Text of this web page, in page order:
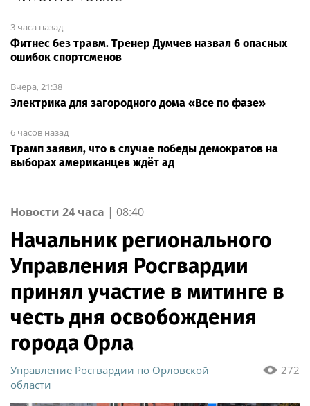
3 часа назад
Фитнес без травм. Тренер Думчев назвал 6 опасных
ошибок спортсменов
Вчера, 21:38
Электрика для загородного дома «Все по фазе»
6 часов назад
Трамп заявил, что в случае победы демократов на
выборах американцев ждёт ад
Новости 24 часа | 08:40
Начальник регионального
Управления Росгвардии
принял участие в митинге в
честь дня освобождения
города Орла
272
Управление Росгвардии по Орловской
области